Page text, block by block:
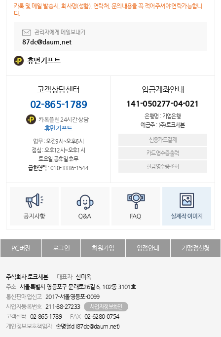
카톡 및 메일 발송시, 회사명(성함), 연락처, 문의내용을 꼭 적어주셔야 연락가능합니
다.
관리자에게 메일보내기
87dc@daum.net
휴먼기프트
고객상담센터
02-865-1789
카톡플친 24시간 상담
휴먼기프트
업무 : 오전9시~오후6시
점심 : 오후12시~오후1시
토요일,공휴일 휴무
급한연락 : 010-3336-1544
입금계좌안내
141-050277-04-021
은행명 : 기업은행
예금주 : (주)토크세븐
신용카드결제
카드영수증출력
현금영수증조회
PC버전 로그인 회원가입 입점안내 가맹점신청
주식회사 토크세븐 대표자 신미옥
주소 서울특별시 영등포구 문래로26길 6, 102동 3101호
통신판매업신고 2017-서울영등포-0099
사업자등록번호 211-88-27233 사업자정보확인
고객센터 02-865-1789 FAX 02-6280-0754
개인정보보호책임자 손명철d (87dc@daum.net)